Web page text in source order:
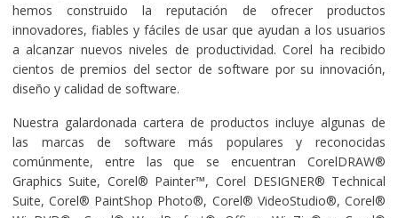
hemos construido la reputación de ofrecer productos
innovadores, fiables y fáciles de usar que ayudan a los usuarios
a alcanzar nuevos niveles de productividad. Corel ha recibido
cientos de premios del sector de software por su innovación,
diseño y calidad de software.
Nuestra galardonada cartera de productos incluye algunas de
las marcas de software más populares y reconocidas
comúnmente, entre las que se encuentran CorelDRAW®
Graphics Suite, Corel® Painter™, Corel DESIGNER® Technical
Suite, Corel® PaintShop Photo®, Corel® VideoStudio®, Corel®